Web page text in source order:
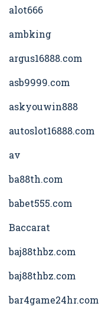
alot666
ambking
argus16888.com
asb9999.com
askyouwin888
autoslot16888.com
av
ba88th.com
babet555.com
Baccarat
baj88thbz.com
baj88thbz.com
bar4game24hr.com